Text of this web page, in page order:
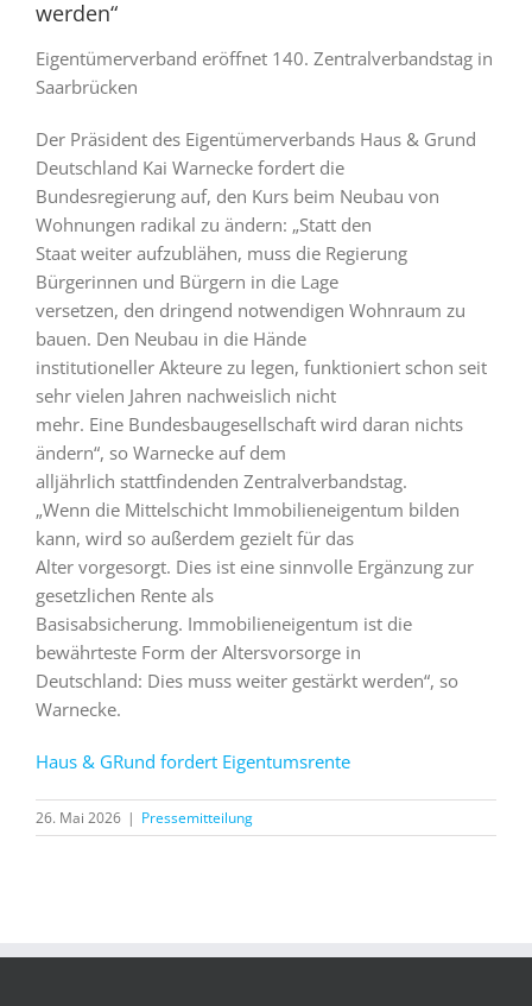
werden“
Eigentümerverband eröffnet 140. Zentralverbandstag in
Saarbrücken
Der Präsident des Eigentümerverbands Haus & Grund
Deutschland Kai Warnecke fordert die
Bundesregierung auf, den Kurs beim Neubau von
Wohnungen radikal zu ändern: „Statt den
Staat weiter aufzublähen, muss die Regierung
Bürgerinnen und Bürgern in die Lage
versetzen, den dringend notwendigen Wohnraum zu
bauen. Den Neubau in die Hände
institutioneller Akteure zu legen, funktioniert schon seit
sehr vielen Jahren nachweislich nicht
mehr. Eine Bundesbaugesellschaft wird daran nichts
ändern“, so Warnecke auf dem
alljährlich stattfindenden Zentralverbandstag.
„Wenn die Mittelschicht Immobilieneigentum bilden
kann, wird so außerdem gezielt für das
Alter vorgesorgt. Dies ist eine sinnvolle Ergänzung zur
gesetzlichen Rente als
Basisabsicherung. Immobilieneigentum ist die
bewährteste Form der Altersvorsorge in
Deutschland: Dies muss weiter gestärkt werden“, so
Warnecke.
Haus & GRund fordert Eigentumsrente
26. Mai 2026 | Pressemitteilung